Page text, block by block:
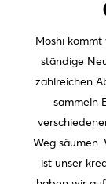
Moshi
ständige
zahlreichen
sammeln
Weg
ist unser